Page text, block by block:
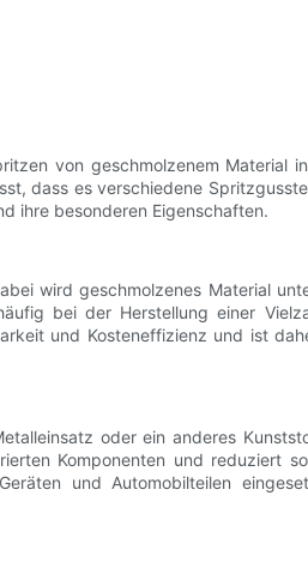
von geschmolzenem Material
dass es verschiedene
ihre besonderen Eigenschaften.
wird geschmolzenes Material
bei der Herstellung einer
und Kosteneffizienz und ist
oder ein anderes
Komponenten und reduziert
und Automobilteilen